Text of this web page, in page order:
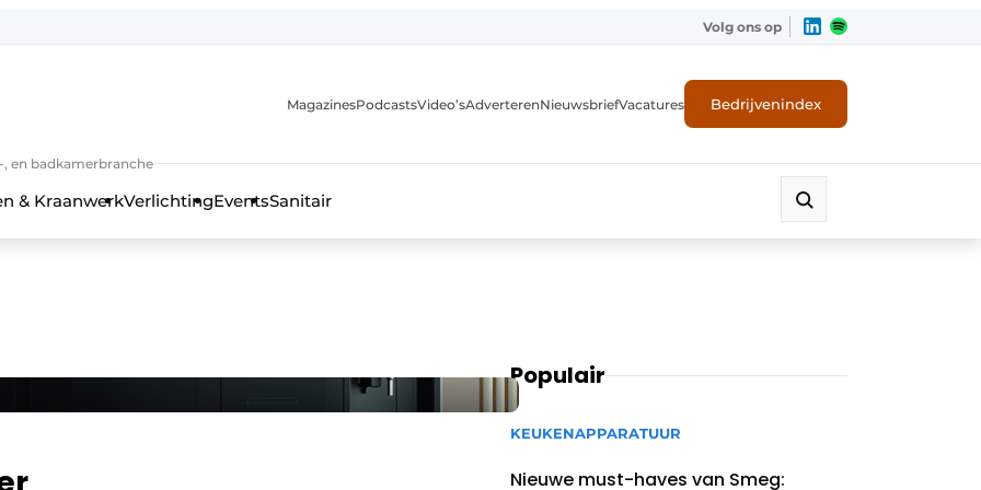
techniek in de keuken-, woon-, en badkamerbranche
Volg ons op
en badkamerbranche
MagazinesPodcastsVideo’sAdverterenNieuwsbriefVacatures Bedrijvenindex
& KraanwerkVerlichtingEventsSanitair
Populair
KEUKENAPPARATUUR
Nieuwe must-haves van Smeg: